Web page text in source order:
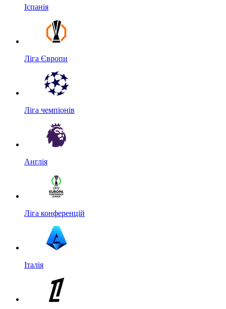
Іспанія
Ліга Європи
Ліга чемпіонів
Англія
Ліга конференцій
Італія